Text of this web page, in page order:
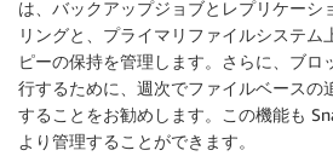
は、バックアップジョブとレプリケーシ
リングと、プライマリファイルシステム
ピーの保持を管理します。さらに、ブロ
行するために、週次でファイルベースの
することをお勧めします。この機能も
より管理することができます。